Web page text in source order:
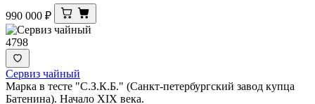
990 000 ₽
4798
Сервиз чайный
Марка в тесте "С.З.К.Б." (Санкт-петербургский завод купца
Батенина). Начало XIX века.